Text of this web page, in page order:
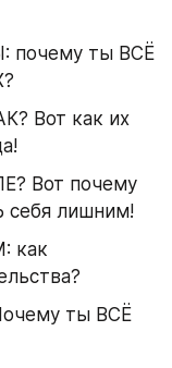
ты ВСЁ
Вот как их
Вот почему
лишним!
как
ты ВСЁ